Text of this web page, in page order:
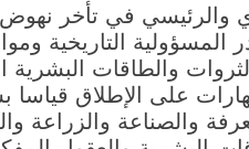
في تأخر نهوض
التاريخية
والطاقات
على الإطلاق
والصناعة والزراعة